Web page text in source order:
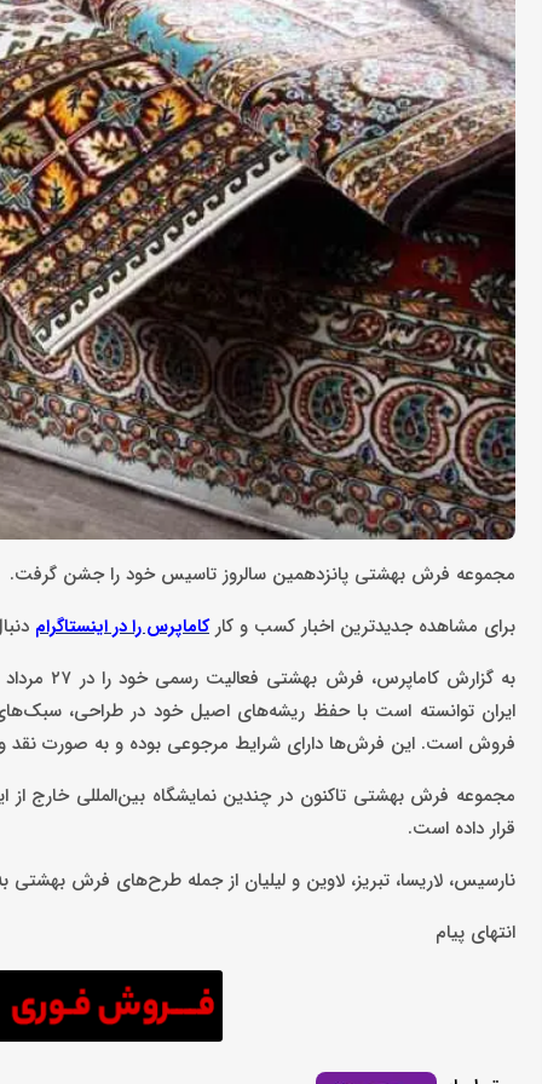
مجموعه فرش بهشتی پانزدهمین سالروز تاسیس خود را جشن گرفت.
برای مشاهده جدیدترین اخبار کسب و کارکاماپرس را در اینستاگرام
فروش است. این فرش‌ها دارای شرایط مرجوعی بوده و به صورت
مجموعه فرش بهشتی تاکنون در چندین نمایشگاه بین‌المللی خارج از
قرار داده است.
نارسیس، لاریسا، تبریز، لاوین و لیلیان از جمله طرح‌های فرش
انتهای پیام